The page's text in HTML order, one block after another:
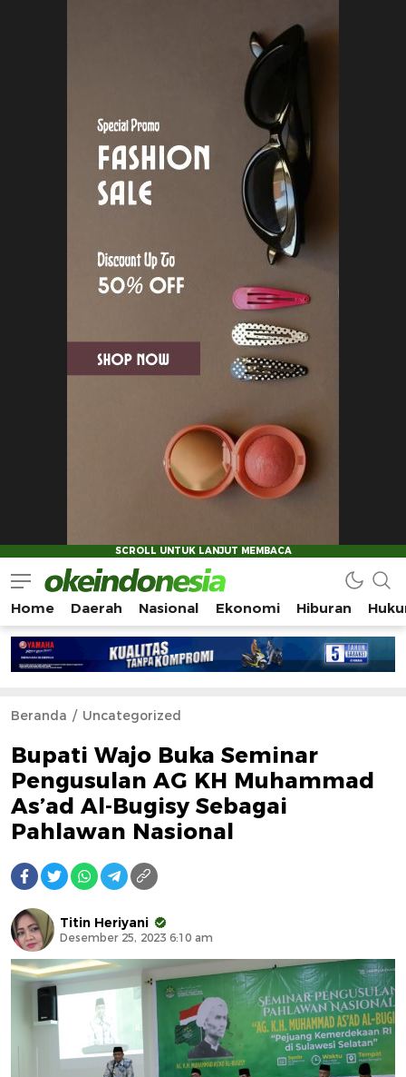
Okeindonesia.Online
Mengonlinekan Indonesia Secara Utuh
Home Daerah Nasional Ekonomi Hiburan
Beranda Uncategorized
Bupati Wajo Buka Seminar
Pengusulan AG KH Muhammad
As’ad Al-Bugisy Sebagai
Pahlawan Nasional
Titin Heriyani
Desember 25, 2023 6:10 am